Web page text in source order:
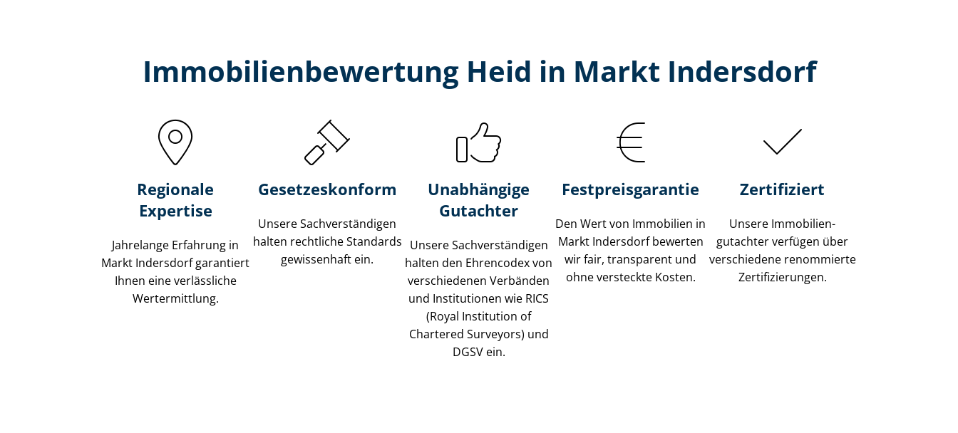
Immobilien­bewertung Heid in Markt Indersdorf
Regionale
Expertise
Jahrelange Erfahrung in
Markt Indersdorf garantiert
Ihnen eine verlässliche
Wertermittlung.
Gesetzes­konform
Unsere Sach­ver­stän­di­gen
halten rechtliche Standards
gewissenhaft ein.
Unabhängige
Gutachter
Unsere Sach­ver­stän­di­gen
halten den Ehrencodex von
verschiedenen Verbänden
und Institutionen wie RICS
(Royal Institution of
Chartered Surveyors) und
DGSV ein.
Festpreis​garantie
Den Wert von Immobilien in
Markt Indersdorf bewerten
wir fair, transparent und
ohne versteckte Kosten.
Zertifiziert
Unsere Immobilien­
gutachter verfügen über
verschiedene renommierte
Zer­ti­fi­zie­run­gen.